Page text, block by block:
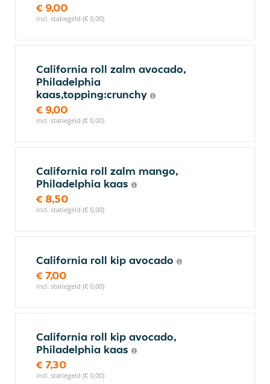
€ 9,00
incl. statiegeld (€ 0,00)
California roll zalm avocado,
Philadelphia
kaas,topping:crunchy
€ 9,00
incl. statiegeld (€ 0,00)
California roll zalm mango,
Philadelphia kaas
€ 8,50
incl. statiegeld (€ 0,00)
California roll kip avocado
€ 7,00
incl. statiegeld (€ 0,00)
California roll kip avocado,
Philadelphia kaas
€ 7,30
incl. statiegeld (€ 0,00)